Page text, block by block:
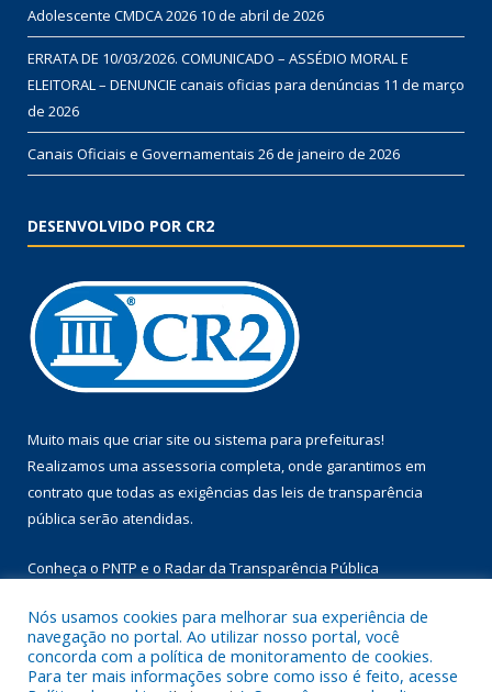
Adolescente CMDCA 2026 10 de abril de 2026
ERRATA DE 10/03/2026. COMUNICADO – ASSÉDIO MORAL E
ELEITORAL – DENUNCIE canais oficias para denúncias 11 de março
de 2026
Canais Oficiais e Governamentais 26 de janeiro de 2026
DESENVOLVIDO POR CR2
Muito mais que criar site ou sistema para prefeituras!
Realizamos uma assessoria completa, onde garantimos em
contrato que todas as exigências das leis de transparência
pública serão atendidas.
Conheça o PNTP e o Radar da Transparência Pública
Todos os direitos reservados a Prefeitura Municipal de Floresta
Nós usamos cookies para melhorar sua experiência de
navegação no portal. Ao utilizar nosso portal, você
concorda com a política de monitoramento de cookies.
Para ter mais informações sobre como isso é feito, acesse